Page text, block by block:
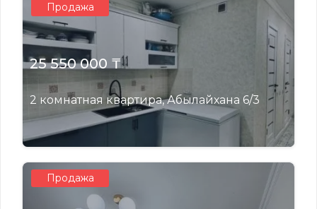
Продажа
25 550 000 ₸
2 комнатная квартира, Абылайхана 6/3
Продажа